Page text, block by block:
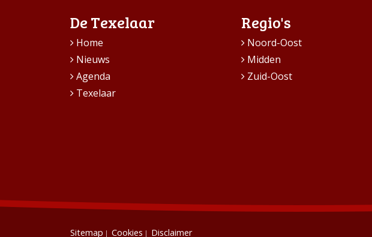
De Texelaar
Home
Nieuws
Agenda
Texelaar
Regio's
Noord-Oost
Midden
Zuid-Oost
Sitemap Cookies Disclaimer